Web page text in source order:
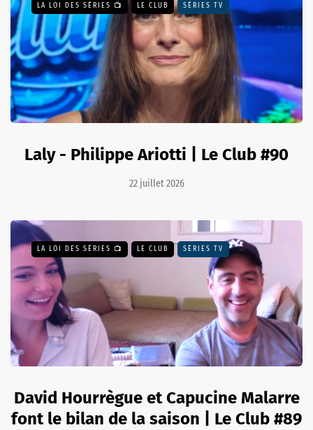
LA LOI DES SÉRIES 📺 LE CLUB SÉRIES TV
Laly - Philippe Ariotti | Le Club #90
22 juillet 2026
LA LOI DES SÉRIES 📺 LE CLUB SÉRIES TV
David Hourrègue et Capucine Malarre
font le bilan de la saison | Le Club #89